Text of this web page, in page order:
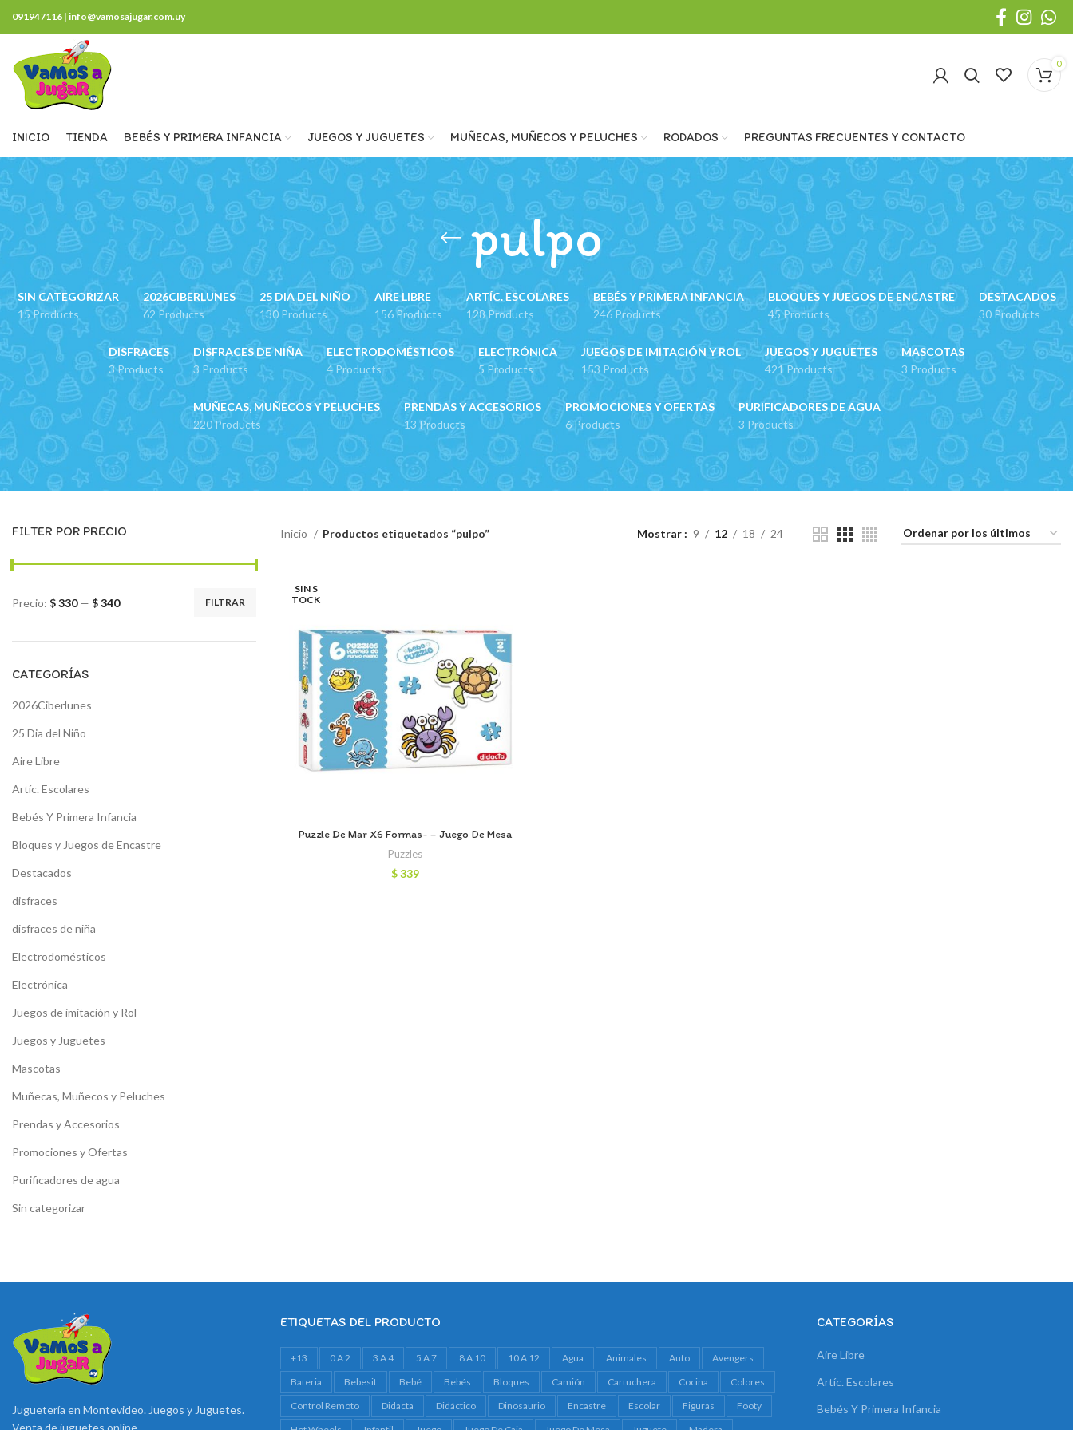
091947116 | info@vamosajugar.com.uy
0
INICIO TIENDA BEBÉS Y PRIMERA INFANCIA JUEGOS Y JUGUETES MUÑECAS, MUÑECOS Y PELUCHES RODADOS PREGUNTAS FRECUENTES Y CONTACTO
pulpo
SIN CATEGORIZAR
15 Products
2026CIBERLUNES
62 Products
25 DIA DEL NIÑO
130 Products
AIRE LIBRE
156 Products
ARTÍC. ESCOLARES
128 Products
BEBÉS Y PRIMERA INFANCIA
246 Products
BLOQUES Y JUEGOS DE ENCASTRE
45 Products
DESTACADOS
30 Products
DISFRACES
3 Products
DISFRACES DE NIÑA
3 Products
ELECTRODOMÉSTICOS
4 Products
ELECTRÓNICA
5 Products
JUEGOS DE IMITACIÓN Y ROL
153 Products
JUEGOS Y JUGUETES
421 Products
MASCOTAS
3 Products
MUÑECAS, MUÑECOS Y PELUCHES
220 Products
PRENDAS Y ACCESORIOS
13 Products
PROMOCIONES Y OFERTAS
6 Products
PURIFICADORES DE AGUA
3 Products
FILTER POR PRECIO
FILTRAR
Precio: $ 330— $ 340
CATEGORÍAS
2026Ciberlunes
25 Dia del Niño
Aire Libre
Artíc. Escolares
Bebés Y Primera Infancia
Bloques y Juegos de Encastre
Destacados
disfraces
disfraces de niña
Electrodomésticos
Electrónica
Juegos de imitación y Rol
Juegos y Juguetes
Mascotas
Muñecas, Muñecos y Peluches
Prendas y Accesorios
Promociones y Ofertas
Purificadores de agua
Sin categorizar
Inicio Productos etiquetados “pulpo” Mostrar 9 12 18 24
SIN S
TOCK
Puzzle De Mar X6 Formas- – Juego De Mesa
Puzzles
$339
Juguetería en Montevideo. Juegos y Juguetes.
Venta de juguetes online
ETIQUETAS DEL PRODUCTO
+13 0 A 2 3 A 4 5 A 7 8 A 10 10 A 12 Agua Animales Auto
Avengers
Bateria
Bebesit Bebé Bebés Bloques Camión Cartuchera Cocina
Colores
Control Remoto
Didacta Didáctico Dinosaurio Encastre Escolar Figuras
Footy
CATEGORÍAS
Aire Libre
Artíc. Escolares
Bebés Y Primera Infancia